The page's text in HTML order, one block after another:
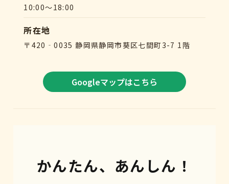
10:00～18:00
所在地
〒420‐0035 静岡県静岡市葵区七間町3-7 1階
Googleマップはこちら
かんたん、あんしん！